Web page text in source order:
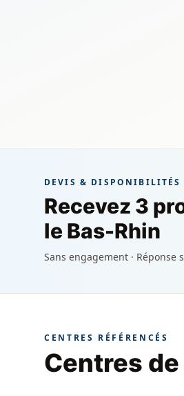
DEVIS & DISPONIBILITÉS
Recevez 3
le Bas-Rhin
Sans engagement · Réponse
CENTRES RÉFÉRENCÉS
Centres